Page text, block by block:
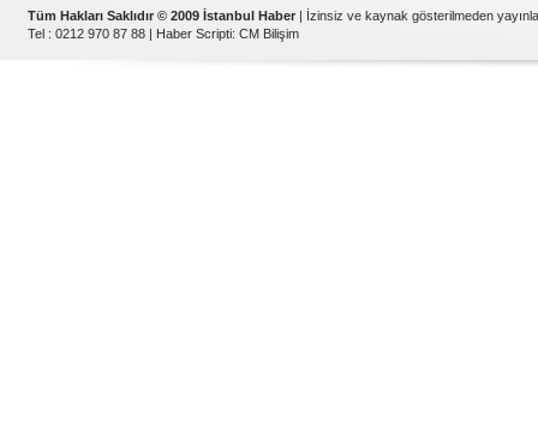
Tüm Hakları Saklıdır © 2009 İstanbul Haber | İzinsiz ve kaynak gösterilmeden
Tel : 0212 970 87 88 | Haber Scripti: CM Bilişim